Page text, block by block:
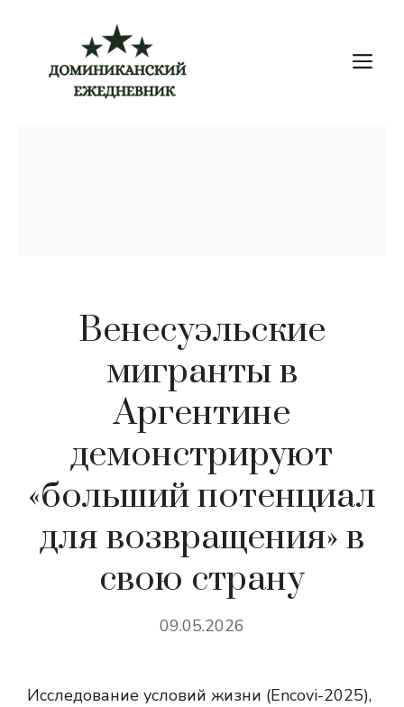
содержимому
Венесуэльские
мигранты в
Аргентине
демонстрируют
«больший потенциал
для возвращения» в
свою страну
09.05.2026
Исследование условий жизни (Encovi-2025),